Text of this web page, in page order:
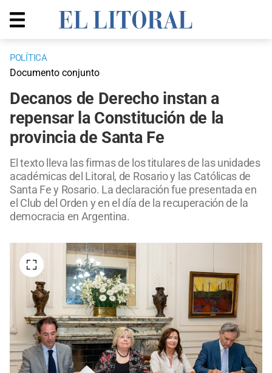
POLÍTICA
Documento conjunto
Decanos de Derecho instan a
repensar la Constitución de la
provincia de Santa Fe
El texto lleva las firmas de los titulares de las unidades
académicas del Litoral, de Rosario y las Católicas de
Santa Fe y Rosario. La declaración fue presentada en
el Club del Orden y en el día de la recuperación de la
democracia en Argentina.